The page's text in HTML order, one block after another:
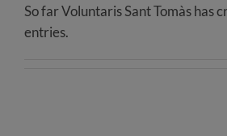
SERVEIS A LES EMPRESES
So far Voluntaris Sant Tomàs has
entries.